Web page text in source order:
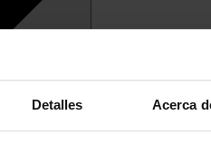
Detalles Acerca